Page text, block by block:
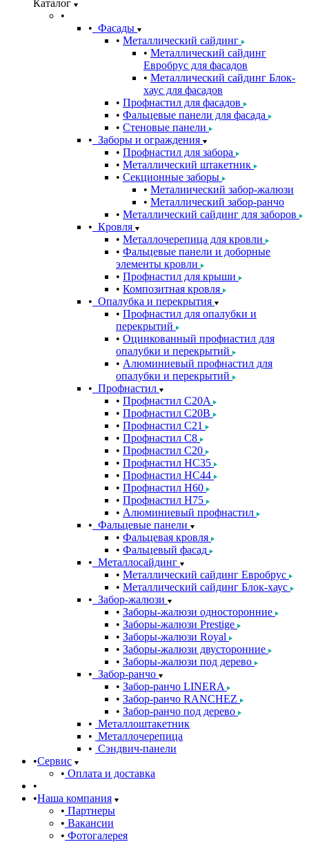
Каталог
Фасады
Металлический сайдинг
Металлический сайдинг
Евробрус для фасадов
Металлический сайдинг Блок-
хаус для фасадов
Профнастил для фасадов
Фальцевые панели для фасада
Стеновые панели
Заборы и ограждения
Профнастил для забора
Металлический штакетник
Секционные заборы
Металиический забор-жалюзи
Металлический забор-ранчо
Металлический сайдинг для заборов
Кровля
Металлочерепица для кровли
Фальцевые панели и доборные
элементы кровли
Профнастил для крыши
Композитная кровля
Опалубка и перекрытия
Профнастил для опалубки и
перекрытий
Оцинкованный профнастил для
опалубки и перекрытий
Алюминиевый профнастил для
опалубки и перекрытий
Профнастил
Профнастил С20A
Профнастил С20B
Профнастил С21
Профнастил С8
Профнастил С20
Профнастил НС35
Профнастил НС44
Профнастил Н60
Профнастил Н75
Алюминиевый профнастил
Фальцевые панели
Фальцевая кровля
Фальцевый фасад
Металлосайдинг
Металлический сайдинг Евробрус
Металлический сайдинг Блок-хаус
Забор-жалюзи
Заборы-жалюзи односторонние
Заборы-жалюзи Prestige
Заборы-жалюзи Royal
Заборы-жалюзи двусторонние
Заборы-жалюзи под дерево
Забор-ранчо
Забор-ранчо LINERA
Забор-ранчо RANCHEZ
Забор-ранчо под дерево
Металлоштакетник
Металлочерепица
Сэндвич-панели
Сервис
Оплата и доставка
Наша компания
Партнеры
Вакансии
Фотогалерея